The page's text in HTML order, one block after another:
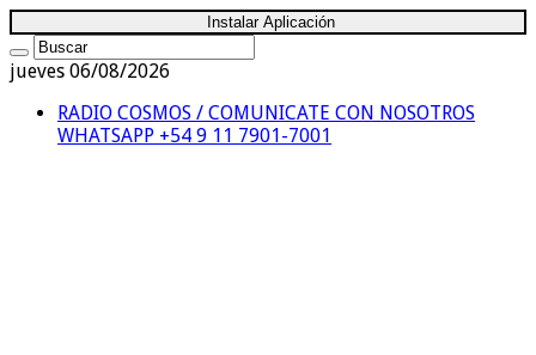
Instalar Aplicación
jueves 06/08/2026
RADIO COSMOS / COMUNICATE CON NOSOTROS
WHATSAPP +54 9 11 7901-7001